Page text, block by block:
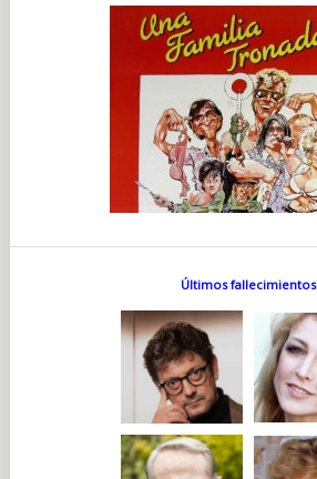
Últimos fallecimientos